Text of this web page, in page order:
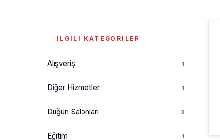
İLGILI KATEGORILER
Alışveriş 1
Diğer Hizmetler 1
Düğün Salonları 3
Eğitim 1